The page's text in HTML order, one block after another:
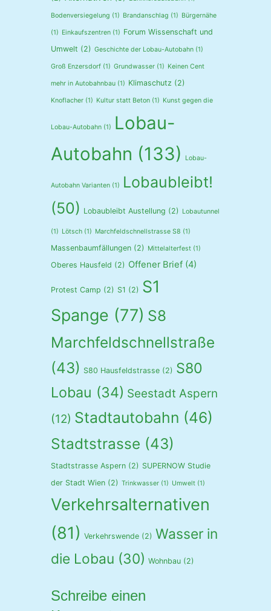
Bodenversiegelung (1) Brandanschlag (1) Bürgernähe
(1) Einkaufszentren (1) Forum Wissenschaft und
Umwelt (2) Geschichte der Lobau-Autobahn (1)
Groß Enzersdorf (1) Grundwasser (1) Keinen Cent
mehr in Autobahnbau (1) Klimaschutz (2)
Knoflacher (1) Kultur statt Beton (1) Kunst gegen die
Lobau-Autobahn (1)
Lobau-
Autobahn (133) Lobau-
Autobahn Varianten (1)
Lobaubleibt!
(50) Lobaubleibt Austellung (2) Lobautunnel
(1) Lötsch (1) Marchfeldschnellstrasse S8 (1)
Massenbaumfällungen (2) Mittelalterfest (1)
Oberes Hausfeld (2) Offener Brief (4)
Protest Camp (2) S1 (2) S1
Spange (77) S8
Marchfeldschnellstraße
(43) S80 Hausfeldstrasse (2) S80
Lobau (34) Seestadt Aspern
(12) Stadtautobahn (46)
Stadtstrasse (43)
Stadtstrasse Aspern (2) SUPERNOW Studie
der Stadt Wien (2) Trinkwasser (1) Umwelt (1)
Verkehrsalternativen
(81) Verkehrswende (2) Wasser in
die Lobau (30) Wohnbau (2)
Schreibe einen